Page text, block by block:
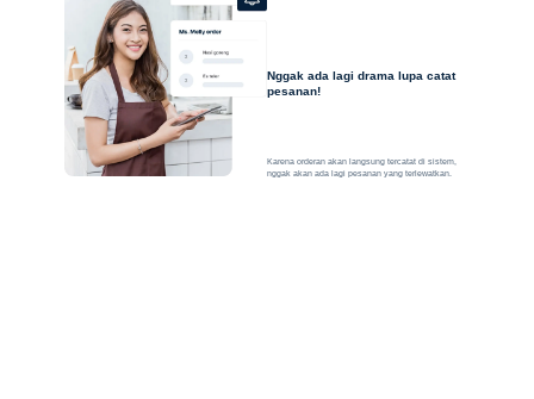
Nggak ada lagi drama lupa catat
pesanan!
Karena orderan akan langsung tercatat di sistem,
nggak akan ada lagi pesanan yang terlewatkan.